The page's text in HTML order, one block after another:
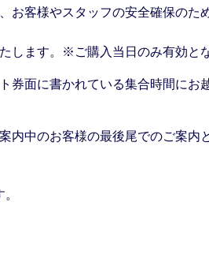
お客様やスタッフの安全確保のた
します。※ご購入当日のみ有効と
券面に書かれている集合時間にお
内中のお客様の最後尾でのご案内